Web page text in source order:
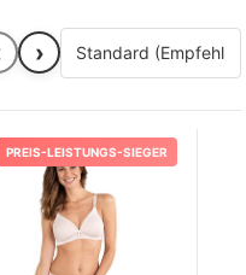
in Bezug auf Passform,
wir an mit unserem
zu finden, haben wir
unkompliziertem Handling -
Verschlüsse, wenn das
›
PREIS-LEISTUNGS-SIEGER